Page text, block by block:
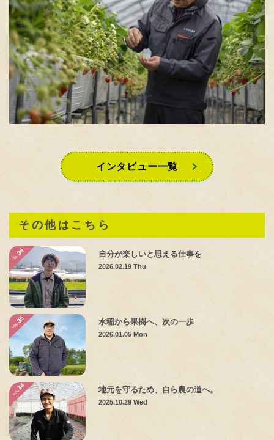
インタビュー一覧
その他はこちら
自分が楽しいと思える仕事を
2026.02.19 Thu
水稲から果樹へ、次の一歩
2026.01.05 Mon
地元を守るため、自ら農の道へ。
2025.10.29 Wed